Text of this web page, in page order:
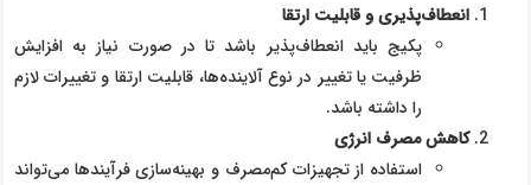
انعطاف‌پذیری و قابلیت ارتقا
پکیج باید انعطاف‌پذیر باشد تا در صورت نیاز به افزایش
ظرفیت یا تغییر در نوع آلاینده‌ها، قابلیت ارتقا و تغییرات لازم
را داشته باشد.
کاهش مصرف انرژی
استفاده از تجهیزات کم‌مصرف و بهینه‌سازی فرآیندها می‌تواند